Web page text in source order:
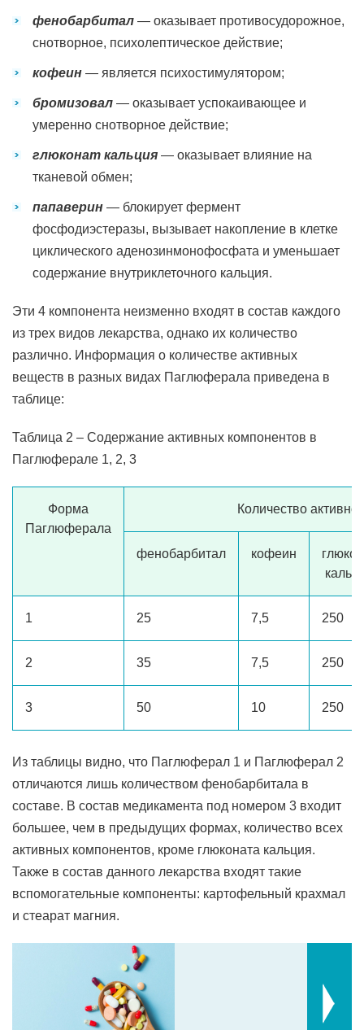
фенобарбитал — оказывает противосудорожное,
снотворное, психолептическое действие;
кофеин — является психостимулятором;
бромизовал — оказывает успокаивающее и
умеренно снотворное действие;
глюконат кальция — оказывает влияние на
тканевой обмен;
папаверин — блокирует фермент
фосфодиэстеразы, вызывает накопление в клетке
циклического аденозинмонофосфата и уменьшает
содержание внутриклеточного кальция.
Эти 4 компонента неизменно входят в состав каждого
из трех видов лекарства, однако их количество
различно. Информация о количестве активных
веществ в разных видах Паглюферала приведена в
таблице:
Таблица 2 – Содержание активных компонентов в
Паглюферале 1, 2, 3
Форма
Паглюферала
Количество
фенобарбитал кофеин
1 25 7,5 250
2 35 7,5 250
3 50 10 250
Из таблицы видно, что Паглюферал 1 и Паглюферал 2
отличаются лишь количеством фенобарбитала в
составе. В состав медикамента под номером 3 входит
большее, чем в предыдущих формах, количество всех
активных компонентов, кроме глюконата кальция.
Также в состав данного лекарства входят такие
вспомогательные компоненты: картофельный крахмал
и стеарат магния.